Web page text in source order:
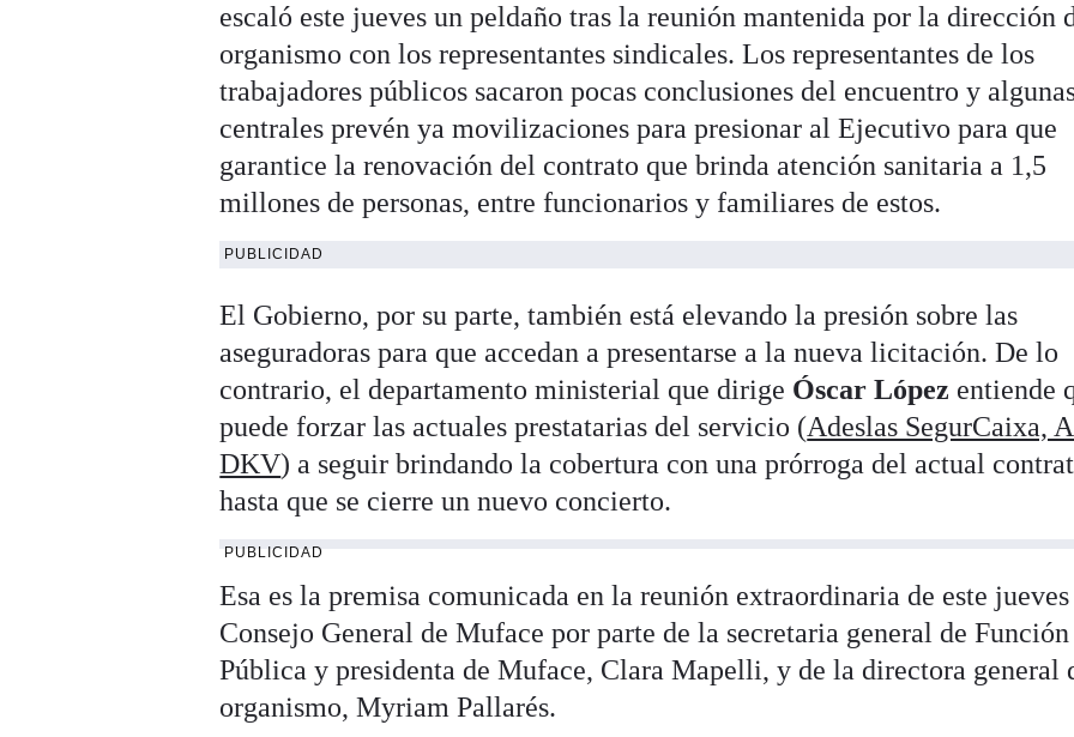
escaló este jueves un peldaño tras la reunión mantenida por la dirección
organismo con los representantes sindicales. Los representantes de los
trabajadores públicos sacaron pocas conclusiones del encuentro y
centrales prevén ya movilizaciones para presionar al Ejecutivo para que
garantice la renovación del contrato que brinda atención sanitaria a 1,5
millones de personas, entre funcionarios y familiares de estos.
PUBLICIDAD
El Gobierno, por su parte, también está elevando la presión sobre las
aseguradoras para que accedan a presentarse a la nueva licitación. De lo
contrario, el departamento ministerial que dirige Óscar López entiende
puede forzar las actuales prestatarias del servicio (Adeslas SegurCaixa,
DKV) a seguir brindando la cobertura con una prórroga del actual
hasta que se cierre un nuevo concierto.
PUBLICIDAD
Esa es la premisa comunicada en la reunión extraordinaria de este
Consejo General de Muface por parte de la secretaria general de Función
Pública y presidenta de Muface, Clara Mapelli, y de la directora general
organismo, Myriam Pallarés.